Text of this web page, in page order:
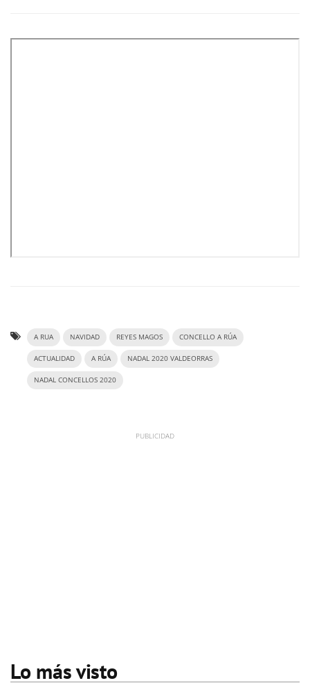
A RUA NAVIDAD REYES MAGOS CONCELLO A RÚA
ACTUALIDAD A RÚA NADAL 2020 VALDEORRAS
NADAL CONCELLOS 2020
Lo más visto